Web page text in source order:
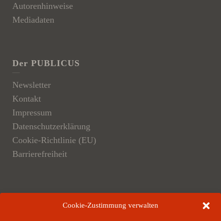
Cookie-Zustimmung verwalten
Autorenhinweise
Mediadaten
Der PUBLICUS
Newsletter
Kontakt
Impressum
Datenschutzerklärung
Cookie-Richtlinie (EU)
Barrierefreiheit